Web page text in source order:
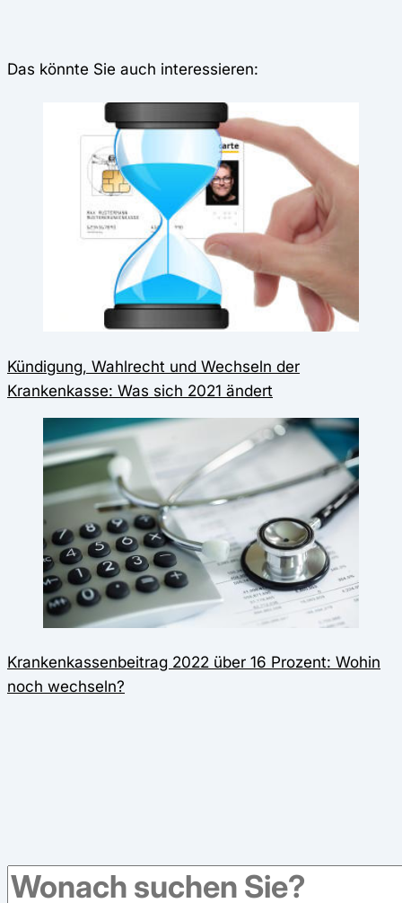
Das könnte Sie auch interessieren:
Kündigung, Wahlrecht und Wechseln der
Krankenkasse: Was sich 2021 ändert
Krankenkassenbeitrag 2022 über 16 Prozent: Wohin
noch wechseln?